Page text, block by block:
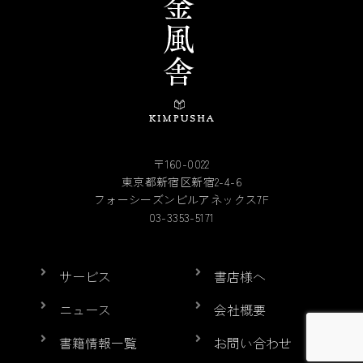
〒160-0022
東京都新宿区新宿2-4-6
フォーシーズンビルアネックス7F
03-3353-5171
サービス
ニュース
書籍情報一覧
書店様へ
会社概要
お問い合わせ